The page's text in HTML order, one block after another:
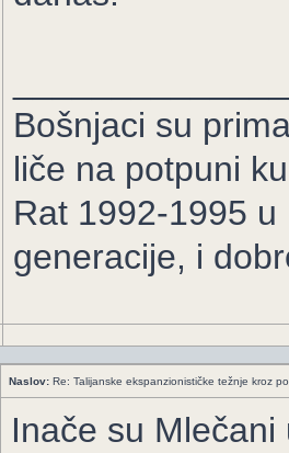
Bošnjaci su
liče na potpuni
Rat 1992-1995
generacije, i
Naslov: Re: Talijanske ekspanzionističke težnje kroz
Inače su